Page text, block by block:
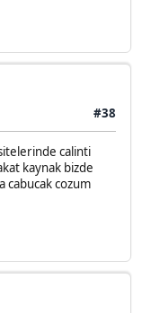
#38
calinti
kaynak bizde
cabucak cozum